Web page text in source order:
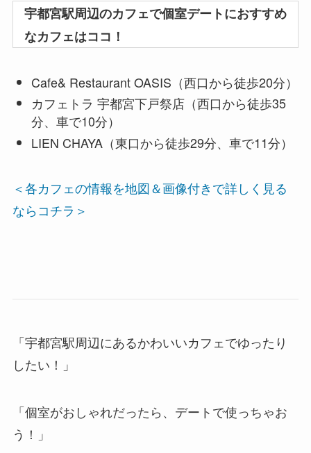
宇都宮駅周辺のカフェで個室デートにおすすめ
なカフェはココ！
Cafe& Restaurant OASIS（西口から徒歩20分）
カフェトラ 宇都宮下戸祭店（西口から徒歩35
分、車で10分）
LIEN CHAYA（東口から徒歩29分、車で11分）
＜各カフェの情報を地図＆画像付きで詳しく見る
ならコチラ＞
「宇都宮駅周辺にあるかわいいカフェでゆったり
したい！」
「個室がおしゃれだったら、デートで使っちゃお
う！」